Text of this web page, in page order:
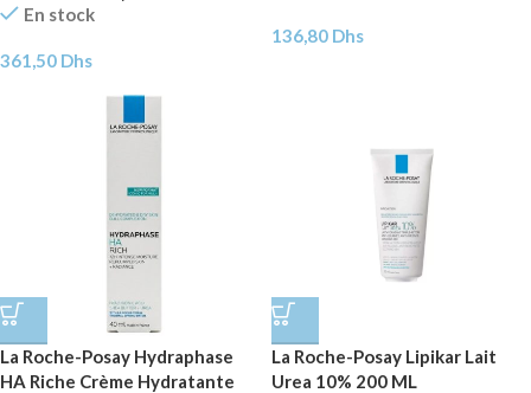
En stock
361,50 Dhs
136,80 Dhs
La Roche-Posay Hydraphase
HA Riche Crème Hydratante
La Roche-Posay Lipikar Lait
Urea 10% 200 ML